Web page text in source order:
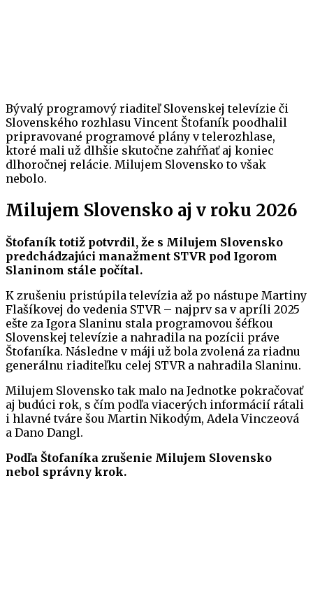
Bývalý programový riaditeľ Slovenskej televízie či
Slovenského rozhlasu Vincent Štofaník poodhalil
pripravované programové plány v telerozhlase,
ktoré mali už dlhšie skutočne zahŕňať aj koniec
dlhoročnej relácie. Milujem Slovensko to však
nebolo.
Milujem Slovensko aj v roku 2026
Štofaník totiž potvrdil, že s Milujem Slovensko
predchádzajúci manažment STVR pod Igorom
Slaninom stále počítal.
K zrušeniu pristúpila televízia až po nástupe Martiny
Flašíkovej do vedenia STVR – najprv sa v apríli 2025
ešte za Igora Slaninu stala programovou šéfkou
Slovenskej televízie a nahradila na pozícii práve
Štofaníka. Následne v máji už bola zvolená za riadnu
generálnu riaditeľku celej STVR a nahradila Slaninu.
Milujem Slovensko tak malo na Jednotke pokračovať
aj budúci rok, s čím podľa viacerých informácií rátali
i hlavné tváre šou Martin Nikodým, Adela Vinczeová
a Dano Dangl.
Podľa Štofaníka zrušenie Milujem Slovensko
nebol správny krok.